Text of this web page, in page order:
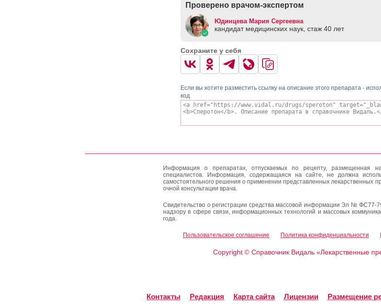
Проверено врачом-экспертом
Юдинцева Мария Сергеевна
кандидат медицинских наук, стаж 40 лет
Сохраните у себя
Если вы хотите разместить ссылку на описание этого препарата -
код
Информация о препаратах, отпускаемых по рецепту, размещенная
специалистов. Информация, содержащаяся на сайте, не должна
самостоятельного решения о применении представленных лекарственных
очной консультации врача.
Свидетельство о регистрации средства массовой информации Эл № ФС77-
надзору в сфере связи, информационных технологий и массовых
года.
Пользовательское соглашение Политика конфиденциальности
Copyright ©Справочник Видаль «Лекарственные
Контакты Редакция Карта сайта Лицензии Размещение